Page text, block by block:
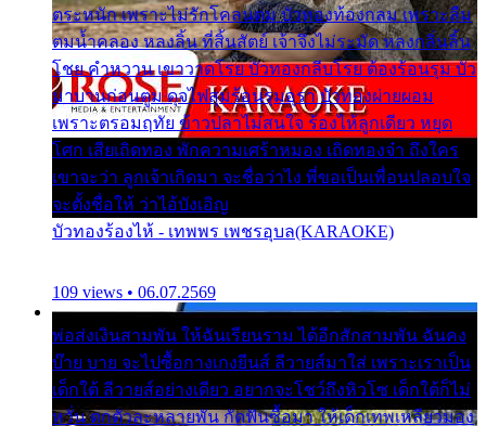
ตระหนัก เพราะไม่รักโคลนตม บัวทองท้องกลม เพราะลืม
ตมน้ำคลอง หลงลิ้น ที่สิ้นสัตย์ เจ้าจึงไม่ระมัด หลงกลิ่นลิ้น
โชย คำหวาน เขาวาดโรย บัวทองกลีบโรย ต้องร้อนรุม บัว
มาบานก่อนตูม ดุจไฟสุมร้อนรุมอุรา บัวทองผ่ายผอม
เพราะตรอมฤทัย ข้าวปลาไม่สนใจ ร้องไห้ลูกเดียว หยุด
โศก เสียเถิดทอง พักความเศร้าหมอง เถิดทองจ๋า ถึงใคร
เขาจะว่า ลูกเจ้าเกิดมา จะชื่อว่าไง พี่ขอเป็นเพื่อนปลอบใจ
จะตั้งชื่อให้ ว่าไอ้บังเอิญ
บัวทองร้องไห้ - เทพพร เพชรอุบล(KARAOKE)
109 views • 06.07.2569
พ่อส่งเงินสามพัน ให้ฉันเรียนราม ได้อีกสักสามพัน ฉันคง
บ๊าย บาย จะไปซื้อกางเกงยีนส์ ลีวายส์มาใส่ เพราะเราเป็น
เด็กใต้ ลีวายส์อย่างเดียว อยากจะโชว์ถึงหิวโซ เด็กใต้ก็ไม่
หวั่น ตกตัวละหลายพัน กัดฟันซื้อมา ให้เด็กเทพเหลียวมอง